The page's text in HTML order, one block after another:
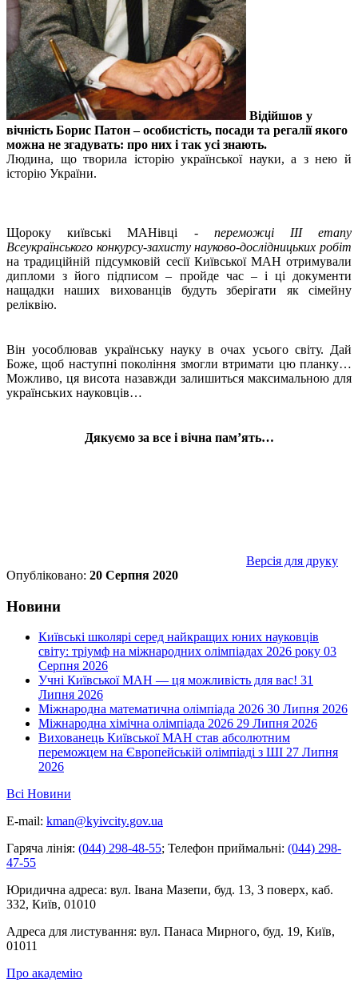
Відійшов у
вічність Борис Патон – особистість, посади та регалії якого
можна не згадувать: про них і так усі знають.
Людина, що творила історію української науки, а з нею й
історію України.
Щороку київські МАНівці - переможці ІІІ етапу
Всеукраїнського конкурсу-захисту науково-дослідницьких робіт
на традиційній підсумковій сесії Київської МАН отримували
дипломи з його підписом – пройде час – і ці документи
нащадки наших вихованців будуть зберігати як сімейну
реліквію.
Він уособлював українську науку в очах усього світу. Дай
Боже, щоб наступні покоління змогли втримати цю планку…
Можливо, ця висота назавжди залишиться максимальною для
українських науковців…
Дякуємо за все і вічна пам’ять…
Версія для друку
Опубліковано: 20 Серпня 2020
Новини
Київські школярі серед найкращих юних науковців
світу: тріумф на міжнародних олімпіадах 2026 року 03
Серпня 2026
Учні Київської МАН — ця можливість для вас! 31
Липня 2026
Міжнародна математична олімпіада 2026 30 Липня 2026
Міжнародна хімічна олімпіада 2026 29 Липня 2026
Вихованець Київської МАН став абсолютним
переможцем на Європейській олімпіаді з ШІ 27 Липня
2026
Всі Новини
E-mail: kman@kyivcity.gov.ua
Гаряча лінія: (044) 298-48-55; Телефон приймальні: (044) 298-
47-55
Юридична адреса: вул. Івана Мазепи, буд. 13, 3 поверх, каб.
332, Київ, 01010
Адреса для листування: вул. Панаса Мирного, буд. 19, Київ,
01011
Про академію